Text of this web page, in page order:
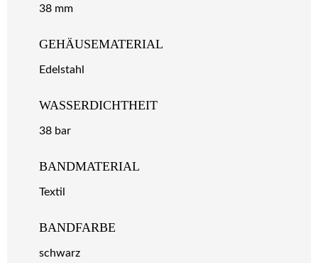
38 mm
GEHÄUSEMATERIAL
Edelstahl
WASSERDICHTHEIT
38 bar
BANDMATERIAL
Textil
BANDFARBE
schwarz